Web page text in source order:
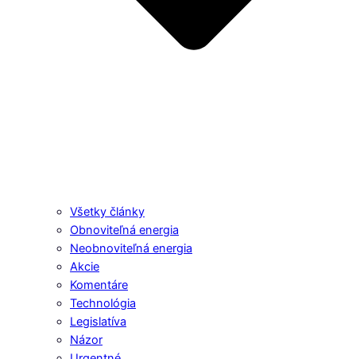
Všetky články
Obnoviteľná energia
Neobnoviteľná energia
Akcie
Komentáre
Technológia
Legislatíva
Názor